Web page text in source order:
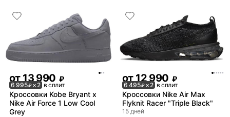
от13 990 ₽
6 995₽× 2 в сплит
Кроссовки Kobe Bryant x
Nike Air Force 1 Low Cool
Grey
от12 990 ₽
6 495₽× 2 в сплит
Кроссовки Nike Air Max
Flyknit Racer "Triple Black"
15 дней